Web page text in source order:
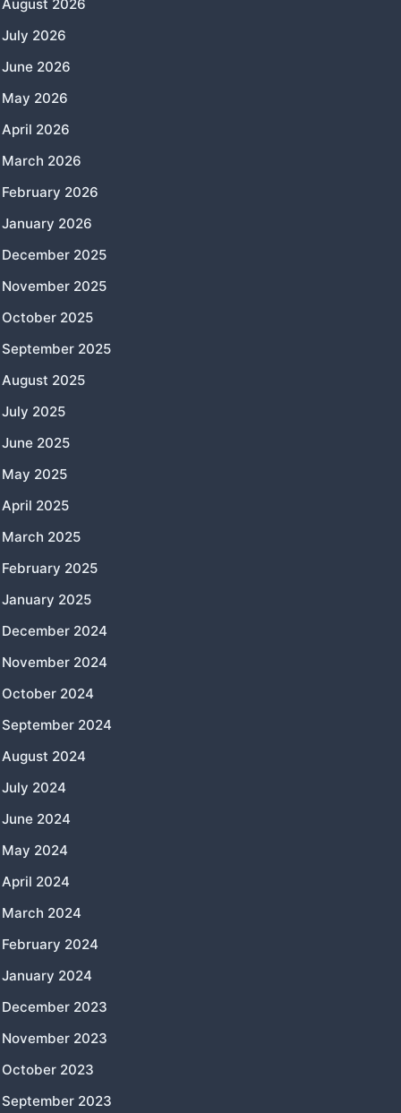
August 2026
July 2026
June 2026
May 2026
April 2026
March 2026
February 2026
January 2026
December 2025
November 2025
October 2025
September 2025
August 2025
July 2025
June 2025
May 2025
April 2025
March 2025
February 2025
January 2025
December 2024
November 2024
October 2024
September 2024
August 2024
July 2024
June 2024
May 2024
April 2024
March 2024
February 2024
January 2024
December 2023
November 2023
October 2023
September 2023